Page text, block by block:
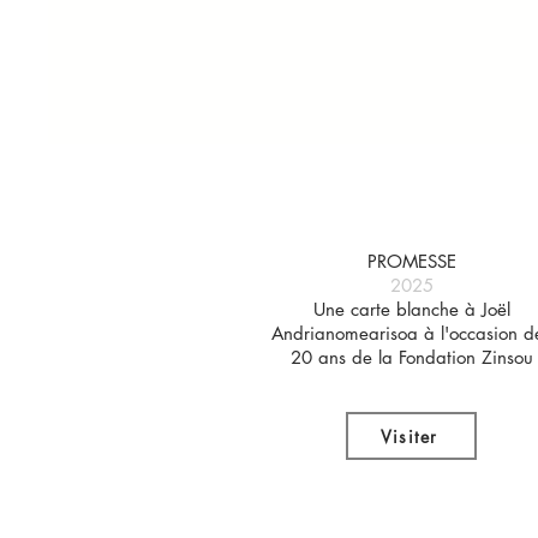
PROMESSE
2025
Une carte blanche à Joël
Andrianomearisoa à l'occasion
20 ans de la Fondation Zinsou
Visiter